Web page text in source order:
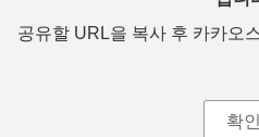
공유할 URL을 복사 후 카카오
확인